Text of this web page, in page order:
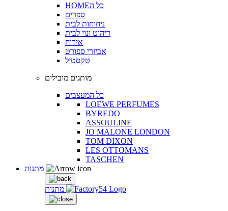
HOMEכל ה
ספרים
ניחוחות לבית
ריהוט ונוי לבית
אירוח
אביזרי ספורט
טקסטיל
מותגים מובילים
כל המעצבים
LOEWE PERFUMES
BYREDO
ASSOULINE
JO MALONE LONDON
TOM DIXON
LES OTTOMANS
TASCHEN
מתנות